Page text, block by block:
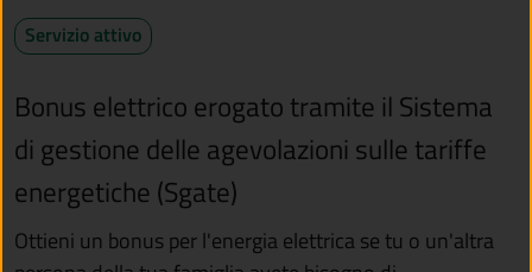
Servizio attivo
Bonus elettrico erogato tramite il Sistema
di gestione delle agevolazioni sulle tariffe
energetiche (Sgate)
Ottieni un bonus per l'energia elettrica se tu o un'altra